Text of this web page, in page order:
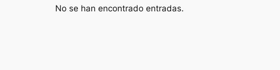
No se han encontrado entradas.